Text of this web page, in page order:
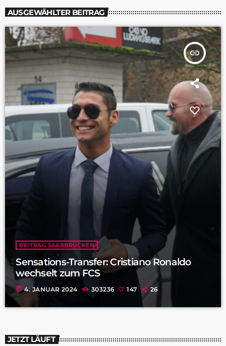
AUSGEWÄHLTER BEITRAG
insert_link
BEITRAG SAARBRÜCKEN
Sensations-Transfer: Cristiano Ronaldo
wechselt zum FCS
today 4. JANUAR 2024 303236 147 26
JETZT LÄUFT